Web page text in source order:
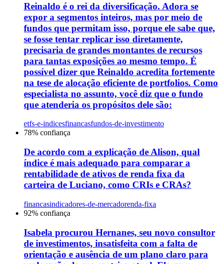
Reinaldo é o rei da diversificação. Adora se
expor a segmentos inteiros, mas por meio de
fundos que permitam isso, porque ele sabe que,
se fosse tentar replicar isso diretamente,
precisaria de grandes montantes de recursos
para tantas exposições ao mesmo tempo. É
possível dizer que Reinaldo acredita fortemente
na tese de alocação eficiente de portfolios. Como
especialista no assunto, você diz que o fundo
que atenderia os propósitos dele são:
etfs-e-indicesfinancasfundos-de-investimento
78% confiança
De acordo com a explicação de Alison, qual
índice é mais adequado para comparar a
rentabilidade de ativos de renda fixa da
carteira de Luciano, como CRIs e CRAs?
financasindicadores-de-mercadorenda-fixa
92% confiança
Isabela procurou Hernanes, seu novo consultor
de investimentos, insatisfeita com a falta de
orientação e ausência de um plano claro para